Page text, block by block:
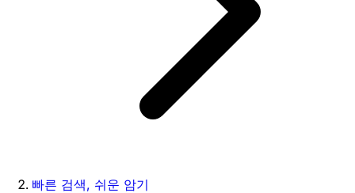
빠른 검색, 쉬운 암기